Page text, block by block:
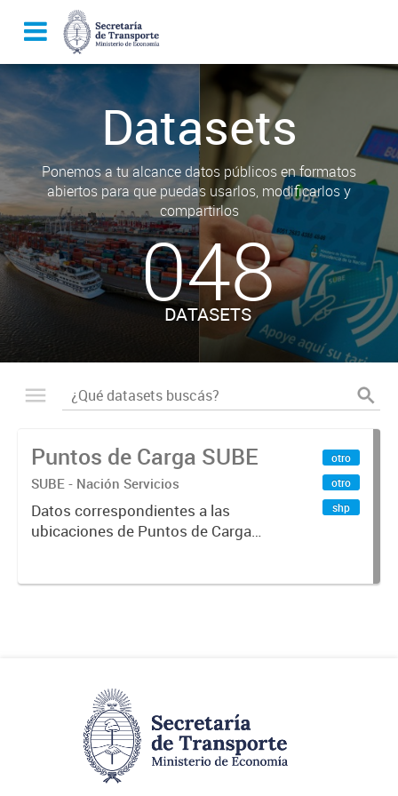
Datasets
Ponemos a tu alcance datos públicos en formatos
abiertos para que puedas usarlos, modificarlos y
compartirlos
048
DATASETS
Puntos de Carga SUBE
SUBE - Nación Servicios
Datos correspondientes a las
ubicaciones de Puntos de Carga
otro
otro
shp